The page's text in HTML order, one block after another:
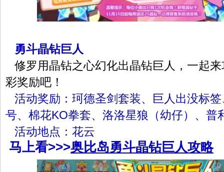
勇斗晶钻巨人
修罗用晶钻之心幻化出晶钻巨人，一起
彩奖励吧！
活动奖励：珂德圣剑套装、巨人出没标
号、棉花KO拳套、洛洛星狼（幼仔）、普
活动地点：花云
马上看>>>奥比岛勇斗晶钻巨人攻略